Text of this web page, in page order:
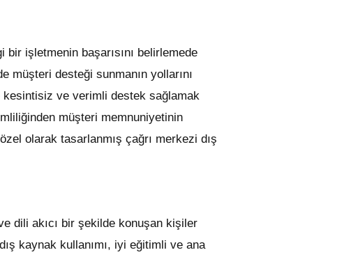
işletmenin başarısını belirlemede
müşteri desteği sunmanın yollarını
kesintisiz ve verimli destek sağlamak
müşteri memnuniyetinin
olarak tasarlanmış çağrı merkezi dış
dili akıcı bir şekilde konuşan kişiler
kaynak kullanımı, iyi eğitimli ve ana